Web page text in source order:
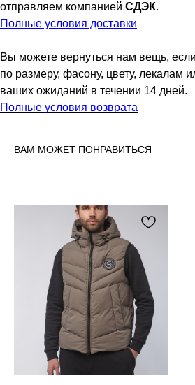
отправляем компанией СДЭК.
Полные условия доставки
Вы можете вернуться нам вещь,
по размеру, фасону, цвету, лекалам
ваших ожиданий в течении 14 дней.
Полные условия возврата
ВАМ МОЖЕТ ПОНРАВИТЬСЯ